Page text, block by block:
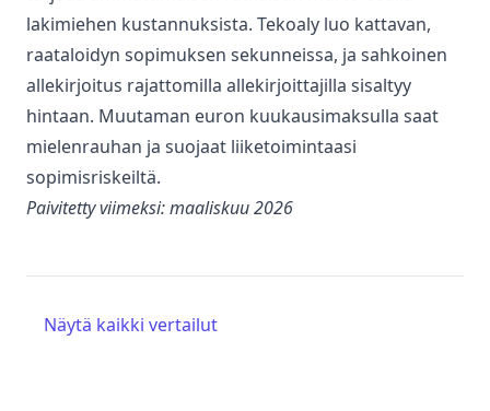
lakimiehen kustannuksista. Tekoaly luo kattavan,
raataloidyn sopimuksen sekunneissa, ja sahkoinen
allekirjoitus rajattomilla allekirjoittajilla sisaltyy
hintaan. Muutaman euron kuukausimaksulla saat
mielenrauhan ja suojaat liiketoimintaasi
sopimisriskeiltä.
Paivitetty viimeksi: maaliskuu 2026
Näytä kaikki vertailut